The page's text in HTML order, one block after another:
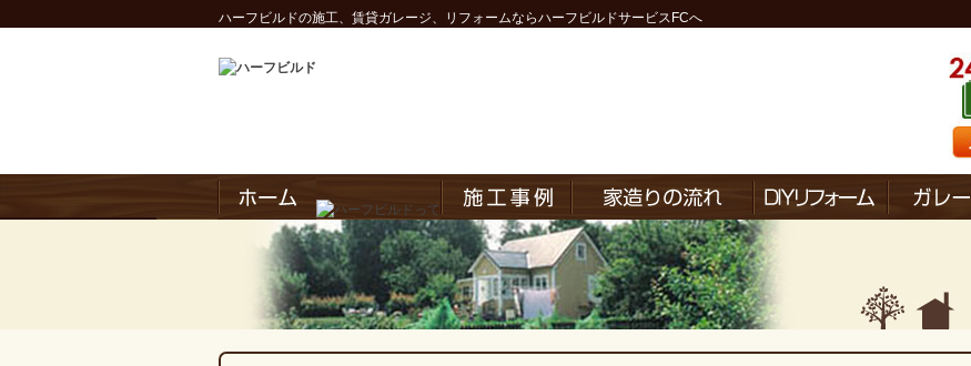
ハーフビルドの施工、賃貸ガレージ、リフォームならハーフビルドサービス FCへ